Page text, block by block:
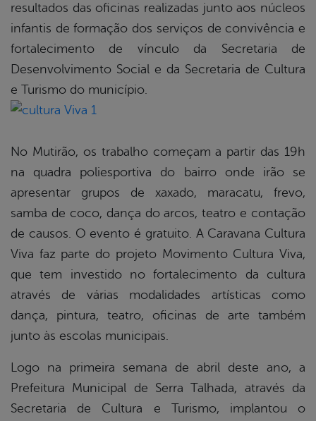
resultados das oficinas realizadas junto aos núcleos
infantis de formação dos serviços de convivência e
fortalecimento de vínculo da Secretaria de
Desenvolvimento Social e da Secretaria de Cultura
e Turismo do município.
No Mutirão, os trabalho começam a partir das 19h
na quadra poliesportiva do bairro onde irão se
apresentar grupos de xaxado, maracatu, frevo,
samba de coco, dança do arcos, teatro e contação
de causos. O evento é gratuito. A Caravana Cultura
Viva faz parte do projeto Movimento Cultura Viva,
que tem investido no fortalecimento da cultura
através de várias modalidades artísticas como
dança, pintura, teatro, oficinas de arte também
junto às escolas municipais.
Logo na primeira semana de abril deste ano, a
Prefeitura Municipal de Serra Talhada, através da
Secretaria de Cultura e Turismo, implantou o